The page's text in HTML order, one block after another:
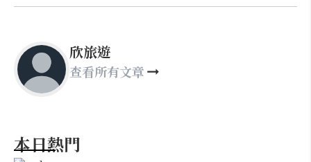
欣旅遊
查看所有文章
本日熱門